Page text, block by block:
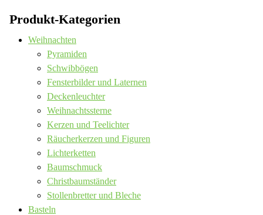
Produkt-Kategorien
Weihnachten
Pyramiden
Schwibbögen
Fensterbilder und Laternen
Deckenleuchter
Weihnachtssterne
Kerzen und Teelichter
Räucherkerzen und Figuren
Lichterketten
Baumschmuck
Christbaumständer
Stollenbretter und Bleche
Basteln